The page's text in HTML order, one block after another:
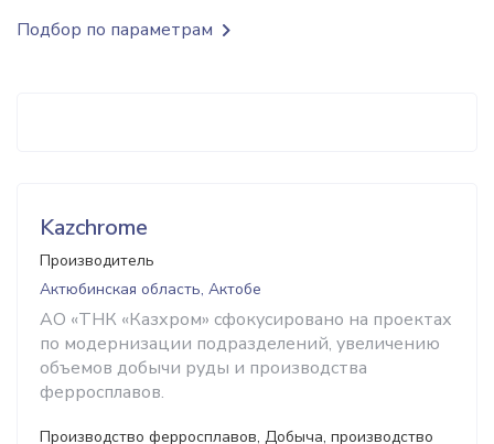
Kazchrome
Производитель
Актюбинская область, Актобе
АО «ТНК «Казхром» сфокусировано на проектах
по модернизации подразделений, увеличению
объемов добычи руды и производства
ферросплавов.
Производство ферросплавов, Добыча, производство
Подбор по параметрам